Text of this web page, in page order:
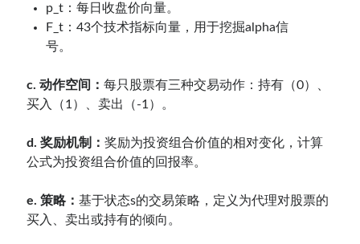
p_t：每日收盘价向量。
F_t：43个技术指标向量，用于挖掘alpha信
号。
c. 动作空间：每只股票有三种交易动作：持有（0）、
买入（1）、卖出（-1）。
d. 奖励机制：奖励为投资组合价值的相对变化，计算
公式为投资组合价值的回报率。
e. 策略：基于状态s的交易策略，定义为代理对股票的
买入、卖出或持有的倾向。